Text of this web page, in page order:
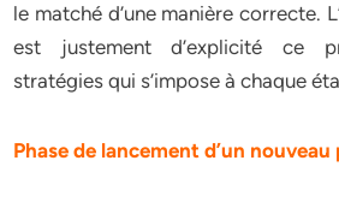
le matché d’une manière correcte.
est justement d’explicité ce
stratégies qui s’impose à chaque
Phase de lancement d’un